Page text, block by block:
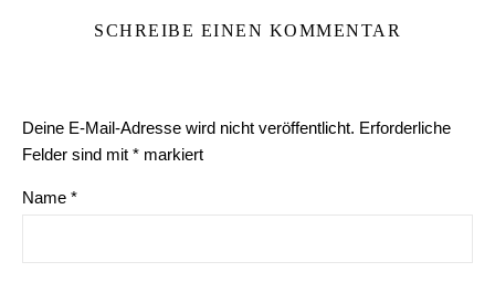
SCHREIBE EINEN KOMMENTAR
Deine E-Mail-Adresse wird nicht veröffentlicht. Erforderliche
Felder sind mit * markiert
Name *